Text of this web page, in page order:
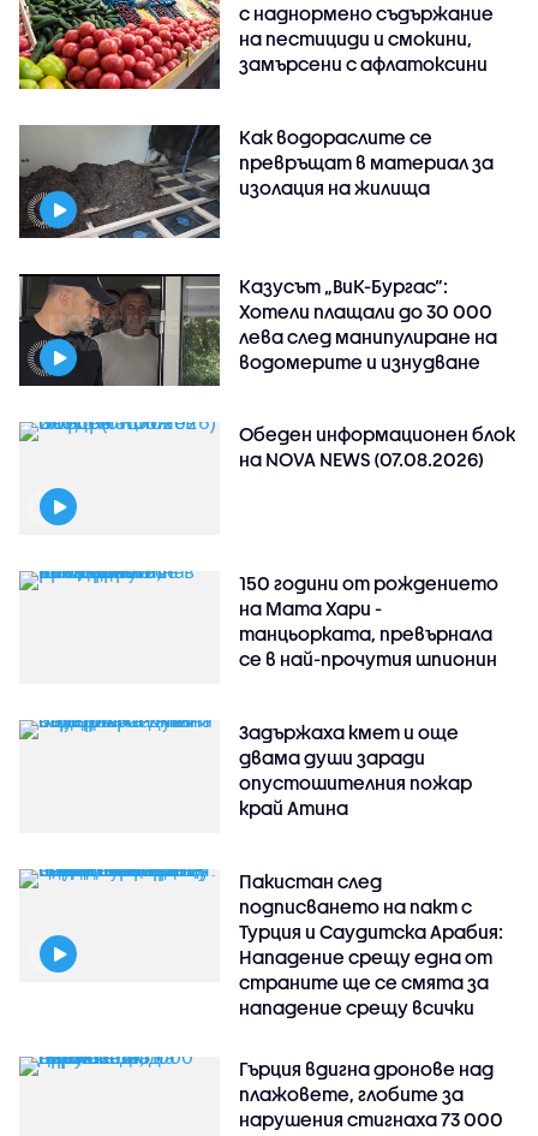
с наднормено съдържание
на пестициди и смокини,
замърсени с афлатоксини
Как водораслите се
превръщат в материал за
изолация на жилища
Казусът „ВиК-Бургас“:
Хотели плащали до 30 000
лева след манипулиране на
водомерите и изнудване
Обеден информационен блок
на NOVA NEWS (07.08.2026)
150 години от рождението
на Мата Хари -
танцьорката, превърнала
се в най-прочутия шпионин
Задържаха кмет и още
двама души заради
опустошителния пожар
край Атина
Пакистан след
подписването на пакт с
Турция и Саудитска Арабия:
Нападение срещу една от
страните ще се смята за
нападение срещу всички
Гърция вдигна дронове над
плажовете, глобите за
нарушения стигнаха 73 000